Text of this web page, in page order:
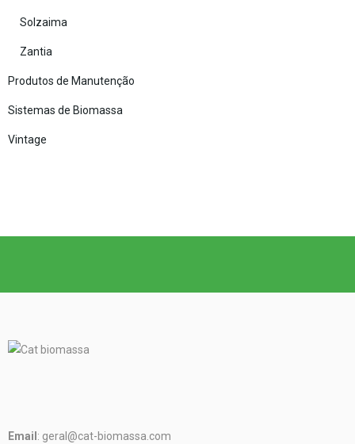
Solzaima
Zantia
Produtos de Manutenção
Sistemas de Biomassa
Vintage
Email : geral@cat-biomassa.com